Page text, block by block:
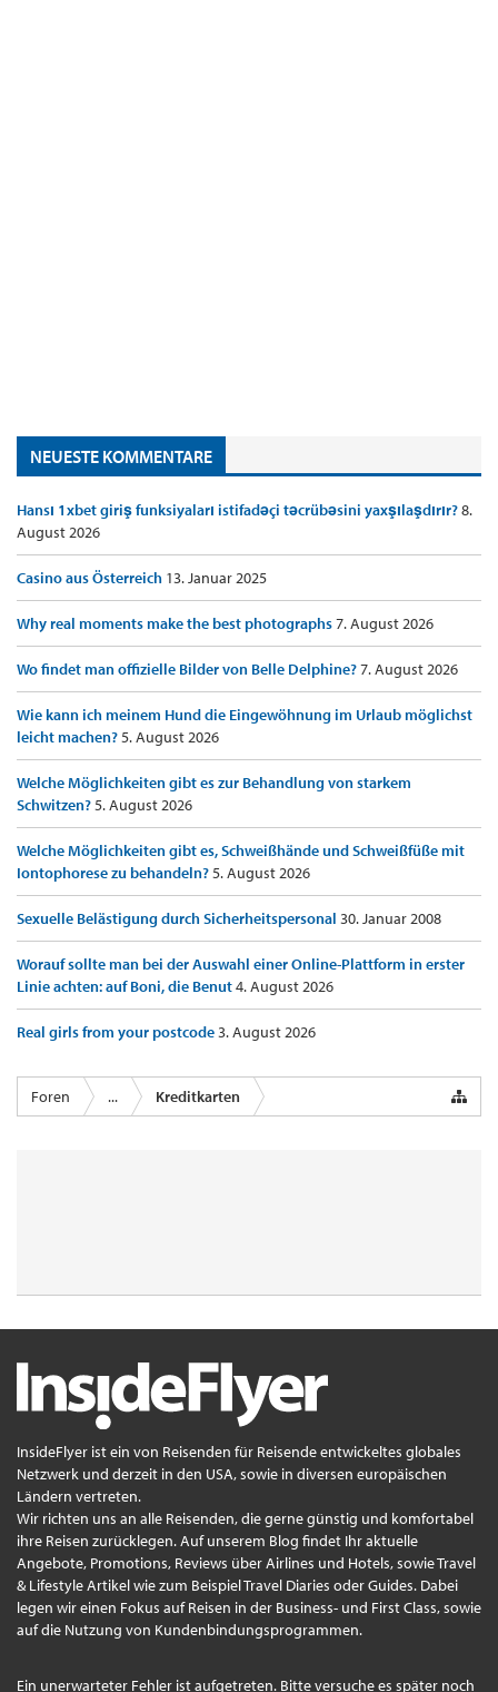
NEUESTE KOMMENTARE
Hansı 1xbet giriş funksiyaları istifadəçi təcrübəsini yaxşılaşdırır?8.
August 2026
Casino aus Österreich 13. Januar 2025
Why real moments make the best photographs7. August 2026
Wo findet man offizielle Bilder von Belle Delphine?7. August 2026
Wie kann ich meinem Hund die Eingewöhnung im Urlaub möglichst
leicht machen?5. August 2026
Welche Möglichkeiten gibt es zur Behandlung von starkem
Schwitzen?5. August 2026
Welche Möglichkeiten gibt es, Schweißhände und Schweißfüße mit
Iontophorese zu behandeln?5. August 2026
Sexuelle Belästigung durch Sicherheitspersonal 30. Januar 2008
Worauf sollte man bei der Auswahl einer Online-Plattform in erster
Linie achten: auf Boni, die Benut4. August 2026
Real girls from your postcode3. August 2026
Foren ... Kreditkarten
InsideFlyer ist ein von Reisenden für Reisende entwickeltes globales
Netzwerk und derzeit in den USA, sowie in diversen europäischen
Ländern vertreten.
Wir richten uns an alle Reisenden, die gerne günstig und komfortabel
ihre Reisen zurücklegen. Auf unserem Blog findet Ihr aktuelle
Angebote, Promotions, Reviews über Airlines und Hotels, sowie Travel
& Lifestyle Artikel wie zum Beispiel Travel Diaries oder Guides. Dabei
legen wir einen Fokus auf Reisen in der Business- und First Class, sowie
auf die Nutzung von Kundenbindungsprogrammen.
Ein unerwarteter Fehler ist aufgetreten. Bitte versuche es später noch